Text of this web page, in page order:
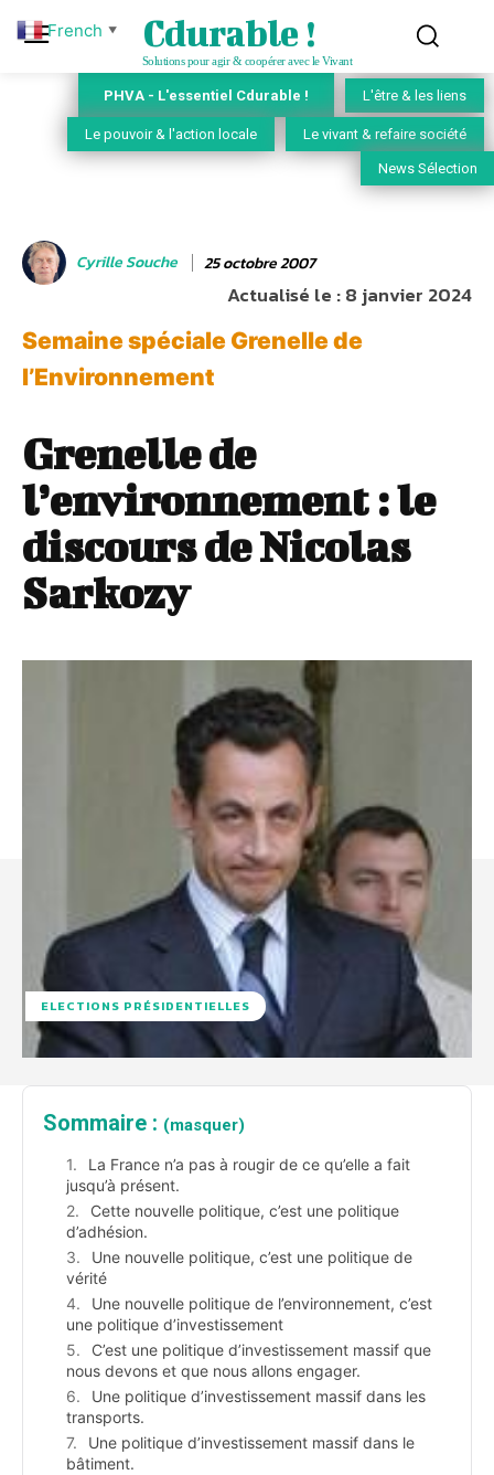
Cdurable !
Solutions pour agir & coopérer avec le Vivant
PHVA - L'essentiel Cdurable ! L'être & les liens
Le pouvoir & l'action locale Le vivant & refaire société
News Sélection
Cyrille Souche 25 octobre 2007
Actualisé le :8 janvier 2024
Semaine spéciale Grenelle de
l’Environnement
Grenelle de
l’environnement : le
discours de Nicolas
Sarkozy
ELECTIONS PRÉSIDENTIELLES
Sommaire : (masquer)
La France n’a pas à rougir de ce qu’elle a fait
jusqu’à présent.
Cette nouvelle politique, c’est une politique
d’adhésion.
Une nouvelle politique, c’est une politique de
vérité
Une nouvelle politique de l’environnement, c’est
une politique d’investissement
C’est une politique d’investissement massif que
nous devons et que nous allons engager.
Une politique d’investissement massif dans les
transports.
Une politique d’investissement massif dans le
bâtiment.
French ▼